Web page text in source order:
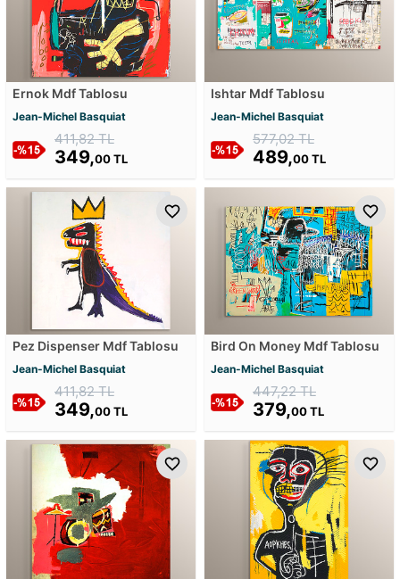
Ernok Mdf Tablosu
Jean-Michel Basquiat
411,82 TL
349,00 TL
Ishtar Mdf Tablosu
Jean-Michel Basquiat
577,02 TL
489,00 TL
Pez Dispenser Mdf Tablosu
Jean-Michel Basquiat
411,82 TL
349,00 TL
Bird On Money Mdf Tablosu
Jean-Michel Basquiat
447,22 TL
379,00 TL